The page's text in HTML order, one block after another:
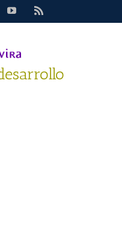
YouTubeRss